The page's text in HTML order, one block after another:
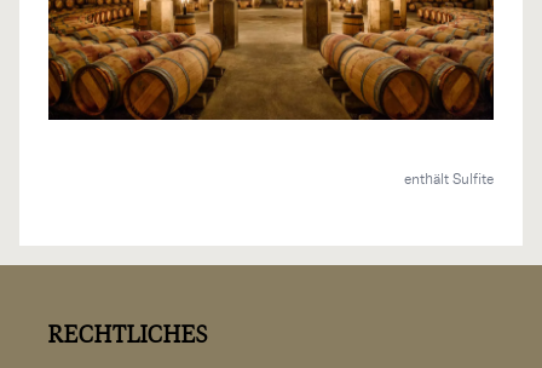
enthält Sulfite
RECHTLICHES